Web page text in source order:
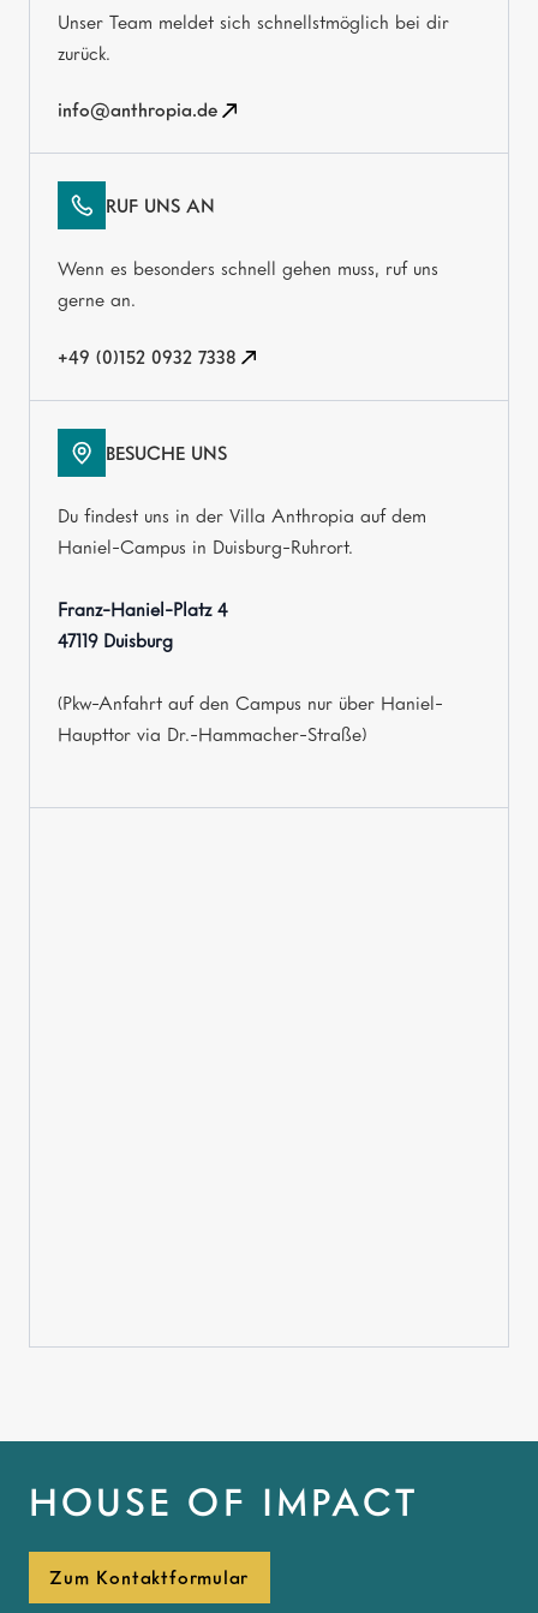
Unser Team meldet sich schnellstmöglich bei dir
zurück.
info@anthropia.de
RUF UNS AN
Wenn es besonders schnell gehen muss, ruf uns
gerne an.
+49 (0)152 0932 7338
BESUCHE UNS
Du findest uns in der Villa Anthropia auf dem
Haniel-Campus in Duisburg-Ruhrort.
Franz-Haniel-Platz 4
47119 Duisburg
(Pkw-Anfahrt auf den Campus nur über Haniel-
Haupttor via Dr.-Hammacher-Straße)
HOUSE OF IMPACT
Zum Kontaktformular